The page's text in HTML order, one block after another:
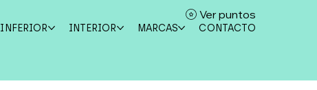
INFERIOR INTERIOR MARCAS CONTACTO
Ver puntos